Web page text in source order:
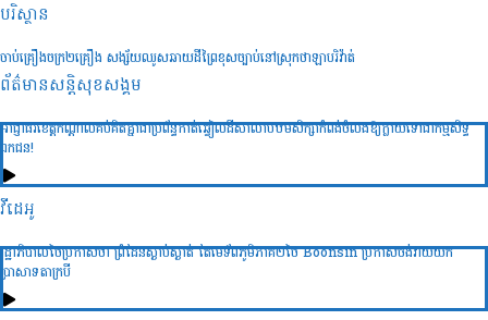
បរិស្ថាន
ចាប់គ្រឿងចក្រ២គ្រឿង សង្ស័យឈូសឆាយដីព្រៃខុសច្បាប់នៅស្រុកថាឡាបរិវ៉ាត់
ព័ត៌មានសន្តិសុខ​សង្គម
អាជ្ញាធរខេត្តកណ្តាលគប់គិតគ្នាជាប្រព័ន្ធកាត់ឆ្វៀលដីសាលាបឋមសិក្សាកំពង់ចំលងឱ្យក្លាយទៅជាកម្មសិទ្ធ
ឯកជន!
វីដេអូ
រដ្ឋាភិបាលថៃប្រកាសថា ព្រំដែនស្ងាប់ស្ងាត់ តែមេទ័ពភូមិភាគ២ថៃ Boonsin ប្រកាសចង់វាយយក
ប្រាសាទតាក្របី